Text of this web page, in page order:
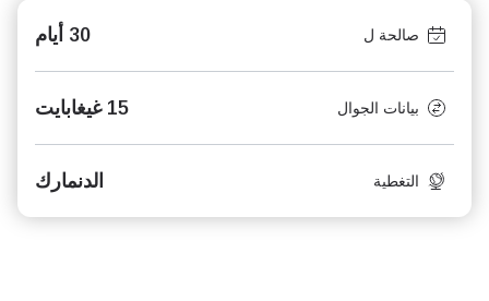
صالحة ل 30 أيام
بيانات الجوال 15 غيغابايت
التغطية الدنمارك